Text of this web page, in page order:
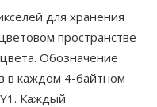
для хранения
пространстве
Обозначение
в каждом 4-байтном
Y1. Каждый